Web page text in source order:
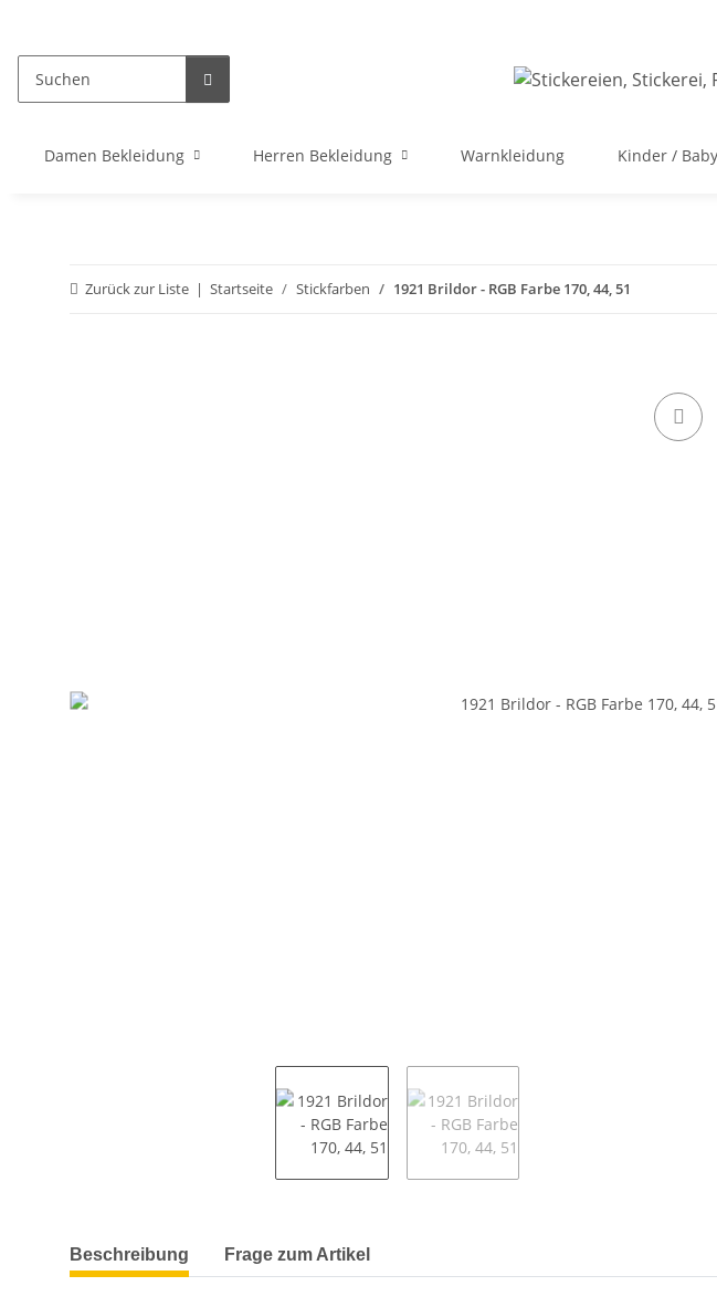
Damen Bekleidung Herren Bekleidung Warnkleidung Kinder / Baby
Zurück zur Liste Startseite Stickfarben 1921 Brildor - RGB Farbe 170, 44, 51
weitere Registerkarten anzeigen
Beschreibung Frage zum Artikel